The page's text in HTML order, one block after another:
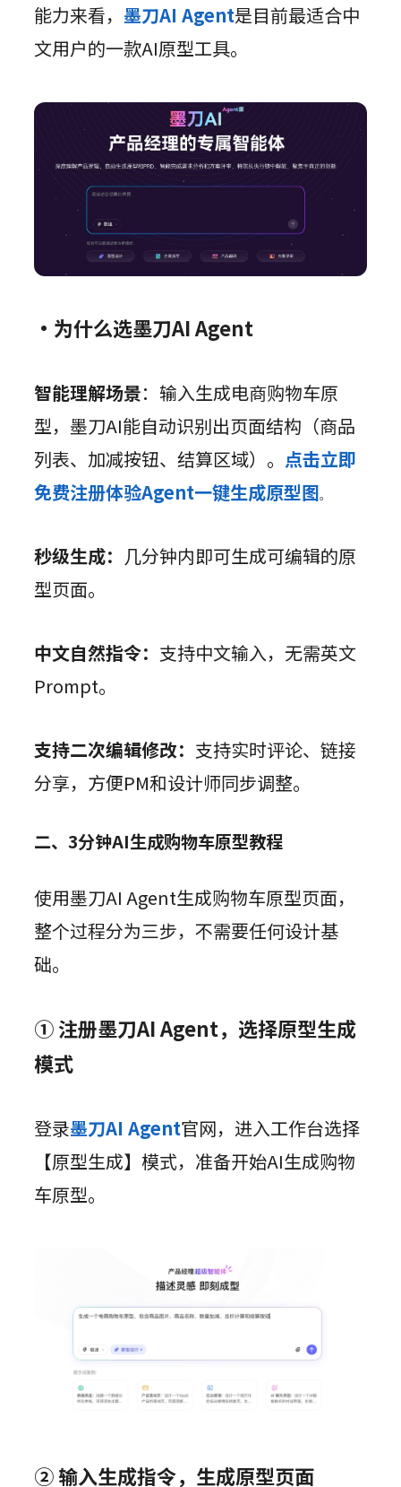
能力来看， 墨刀AI Agent是目前最适合中
文用户的一款AI原型工具。
·为什么选墨刀AI Agent
智能理解场景：输入生成电商购物车原
型，墨刀AI能自动识别出页面结构（商品
列表、加减按钮、结算区域）。 点击立即
免费注册体验Agent一键生成原型图。
秒级生成： 几分钟内即可生成可编辑的原
型页面。
中文自然指令： 支持中文输入，无需英文
Prompt。
支持二次编辑修改： 支持实时评论、链接
分享，方便PM和设计师同步调整。
二、3分钟AI生成购物车原型教程
使用墨刀AI Agent生成购物车原型页面，
整个过程分为三步，不需要任何设计基
础。
① 注册墨刀AI Agent，选择原型生成
模式
登录墨刀AI Agent官网，进入工作台选择
【原型生成】模式，准备开始AI生成购物
车原型。
② 输入生成指令，生成原型页面